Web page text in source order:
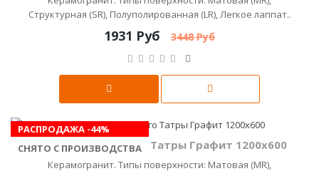
Структурная (SR), Полуполированная (LR), Легкое лаппат..
1931 Руб 3448 Руб
РАСПРОДАЖА -44%
СНЯТО С ПРОИЗВОДСТВА
Керамика Будущего Татры Графит 1200x600
Керамогранит. Типы поверхности: Матовая (MR),